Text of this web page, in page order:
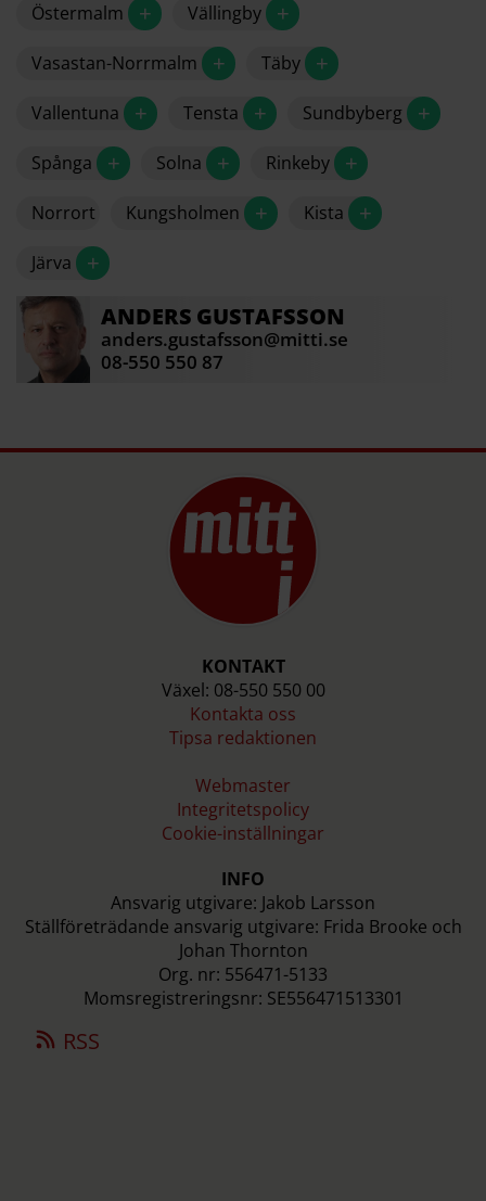
Östermalm + Vällingby +
Vasastan-Norrmalm + Täby +
Vallentuna + Tensta + Sundbyberg +
Spånga + Solna + Rinkeby +
Norrort Kungsholmen + Kista +
Järva +
ANDERS GUSTAFSSON
anders.gustafsson@mitti.se
08-550 550 87
KONTAKT
Växel: 08-550 550 00
Kontakta oss
Tipsa redaktionen
Webmaster
Integritetspolicy
Cookie-inställningar
INFO
Ansvarig utgivare: Jakob Larsson
Ställföreträdande ansvarig utgivare: Frida Brooke och
Johan Thornton
Org. nr: 556471-5133
Momsregistreringsnr: SE556471513301
RSS